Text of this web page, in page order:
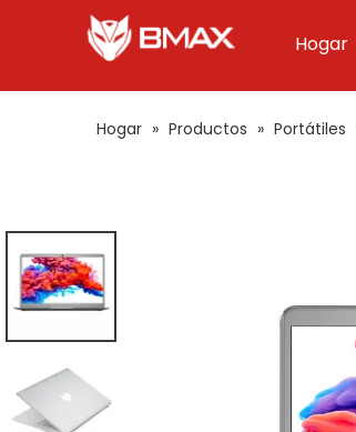
Hogar
Hogar » Productos » Portátiles